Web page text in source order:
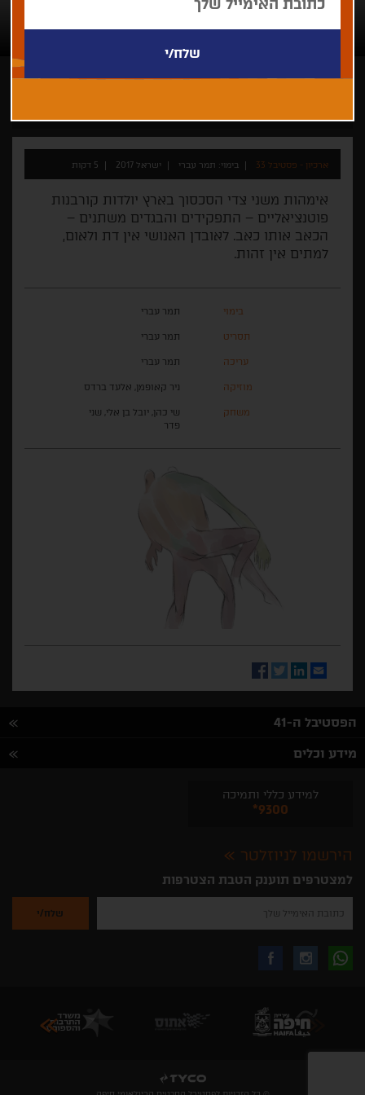
ארכיון - פסטיבל 33 בימוי: תמר עברי ישראל 2017 5 דקות
אימהות משני צדי הסכסוך בארץ יולדות קורבנות
פוטנציאליים – התפקידים והבגדים משתנים –
הכאב אותו כאב. לאובדן האנושי אין דת ולאום,
למתים אין זהות.
בימוי תמר עברי
תסריט תמר עברי
עריכה תמר עברי
מוזיקה ניר קאופמן, אלעד ברדס
משחק
שי כהן, יובל בן אלי, שני
פדר
Email
LinkedIn
Twitter
Facebook
הפסטיבל ה-41
מידע וכלים
למידע כללי ותמיכה
*9300
הירשמו לניוזלטר
למצטרפים תוענק הטבת הצטרפות
להזין
שלך
לקבלת
באינסטגרם
עקבו
בפייסבוק